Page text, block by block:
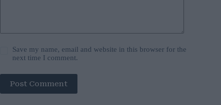
Save my name, email and website in this browser for the
next time I comment.
Post Comment